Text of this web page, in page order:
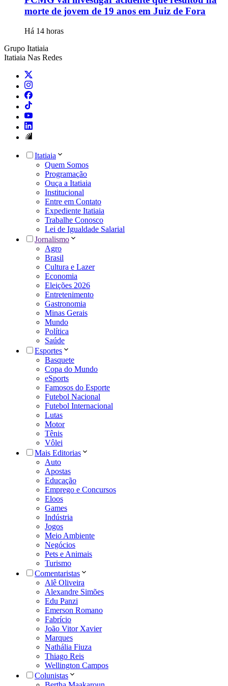
morte de jovem de 19 anos em Juiz de Fora
Há 14 horas
Grupo Itatiaia
Itatiaia Nas Redes
Itatiaia
Quem Somos
Programação
Ouça a Itatiaia
Institucional
Entre em Contato
Expediente Itatiaia
Trabalhe Conosco
Lei de Igualdade Salarial
Jornalismo
Agro
Brasil
Cultura e Lazer
Economia
Eleições 2026
Entretenimento
Gastronomia
Minas Gerais
Mundo
Política
Saúde
Esportes
Basquete
Copa do Mundo
eSports
Famosos do Esporte
Futebol Nacional
Futebol Internacional
Lutas
Motor
Tênis
Vôlei
Mais Editorias
Auto
Apostas
Educação
Emprego e Concursos
Eloos
Games
Indústria
Jogos
Meio Ambiente
Negócios
Pets e Animais
Turismo
Comentaristas
Alê Oliveira
Alexandre Simões
Edu Panzi
Emerson Romano
Fabrício
João Vitor Xavier
Marques
Nathália Fiuza
Thiago Reis
Wellington Campos
Colunistas